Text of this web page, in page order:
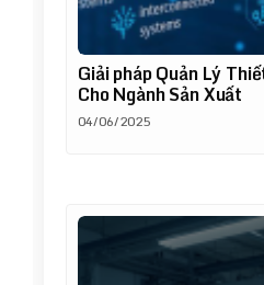
Giải pháp Quản Lý
Cho Ngành Sản Xuất
04/06/2025